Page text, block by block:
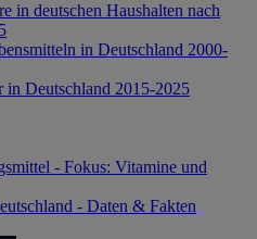
in deutschen Haushalten nach
in Deutschland 2000-
in Deutschland 2015-2025
- Fokus: Vitamine und
- Daten & Fakten